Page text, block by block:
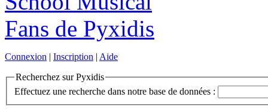
Connexion | Inscription | Aide
Recherchez sur Pyxidis
Effectuez une recherche dans notre base de données :